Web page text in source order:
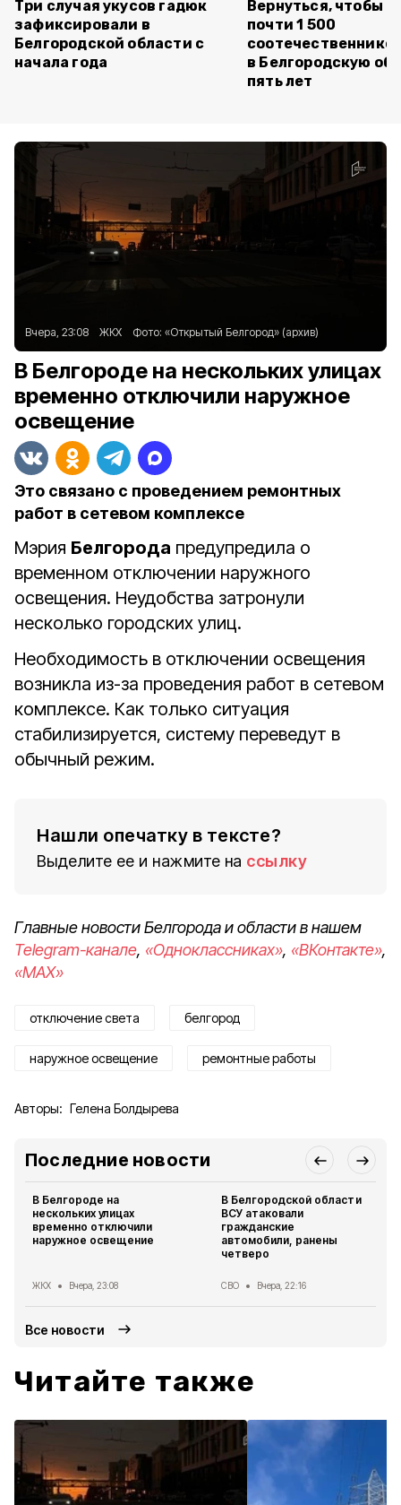
Три случая укусов гадюк
зафиксировали в
Белгородской области с
начала года
Вернуться, чтобы
почти 1 500
в Белгородскую
пять лет
Вчера, 23:08 ЖКХ Фото: «Открытый Белгород» (архив)
В Белгороде на нескольких улицах
временно отключили наружное
освещение
Это связано с проведением ремонтных
работ в сетевом комплексе
Мэрия Белгорода предупредила о
временном отключении наружного
освещения. Неудобства затронули
несколько городских улиц.
Необходимость в отключении освещения
возникла из-за проведения работ в сетевом
комплексе. Как только ситуация
стабилизируется, систему переведут в
обычный режим.
Нашли опечатку в тексте?
Выделите ее и нажмите на ссылку
Главные новости Белгорода и области в нашем
Telegram-канале, «Одноклассниках», «ВКонтакте»,
«MAX»
отключение света белгород
наружное освещение ремонтные работы
Авторы: Гелена Болдырева
Последние новости
В Белгороде на
нескольких улицах
временно отключили
наружное освещение
ЖКХ Вчера, 23:08
В Белгородской области
ВСУ атаковали
гражданские
автомобили, ранены
четверо
СВО Вчера, 22:16
Все новости
Читайте также